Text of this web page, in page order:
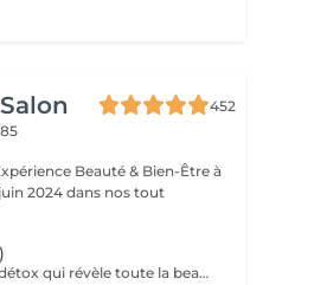
452
2024 dans nos tout
Beautiful Things – DAVINES Le soin détox qui révèle toute la beauté de vos cheveux. Le soin Beautiful Things de DAVINES est un traitement professionnel spécialement conçu pour les cheveux poreux, sensibilisés ou ayant subi des services techniques (coloration, mèches, balayage...). Ses bienfaits : ✨ Neutralise les métaux présents dans la fibre capillaire et déposés par l'eau. 🎨 Préserve l'éclat et prolonge la tenue de la couleur. 💪 Renforce et améliore la qualité de la fibre capillaire. 🌿 Réduit la porosité pour un cheveu plus uniforme. 🌟 Apporte douceur, brillance et une meilleure résistance aux agressions. Idéal pour : ✔ Les cheveux colorés. ✔ Les cheveux méchés ou décolorés. ✔ Les cheveux poreux, sensibilisés ou fragilisés. ✔ Préparer le cheveu avant une coloration ou prolonger les résultats après un service technique. Le résultat : Des cheveux plus sains, plus forts, une couleur plus lumineuse et durable, et une fibre visiblement transformée dès la première application. Ce soin est particulièrement recommandé pour toutes les clientes qui réalisent régulièrement des colorations ou des mèches et qui souhaitent préserver la beauté et la santé de leurs cheveux sur le long terme.